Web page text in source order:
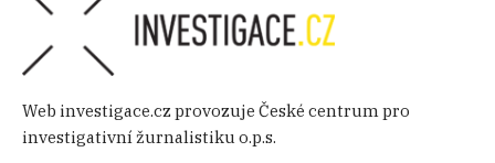
Web investigace.cz provozuje České centrum pro
investigativní žurnalistiku o.p.s.